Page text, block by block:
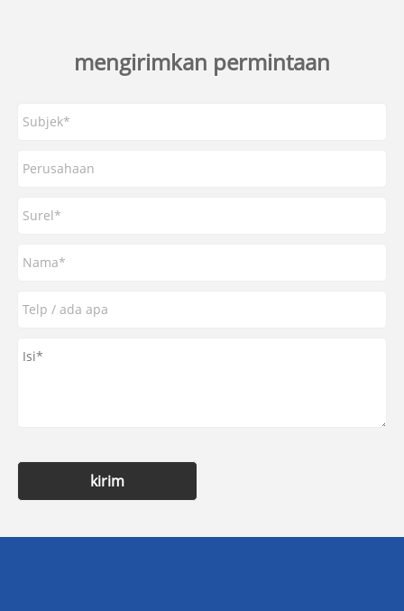
mengirimkan permintaan
kirim